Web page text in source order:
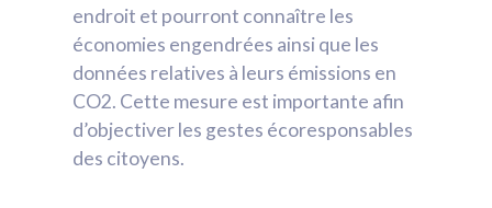
endroit et pourront connaître les
économies engendrées ainsi que les
données relatives à leurs émissions en
CO2. Cette mesure est importante afin
d’objectiver les gestes écoresponsables
des citoyens.